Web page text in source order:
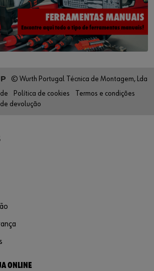
© Wurth Portugal Técnica de Montagem, Lda
Política de cookies
Termos e condições
devolução
ONLINE